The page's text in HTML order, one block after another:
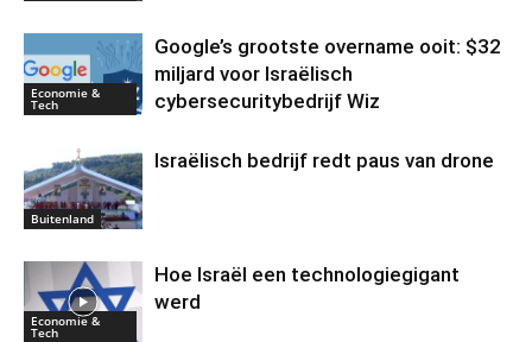
Economie &
Tech
Google’s grootste overname ooit: $32
miljard voor Israëlisch
cybersecuritybedrijf Wiz
Buitenland
Israëlisch bedrijf redt paus van drone
Economie &
Tech
Hoe Israël een technologiegigant
werd